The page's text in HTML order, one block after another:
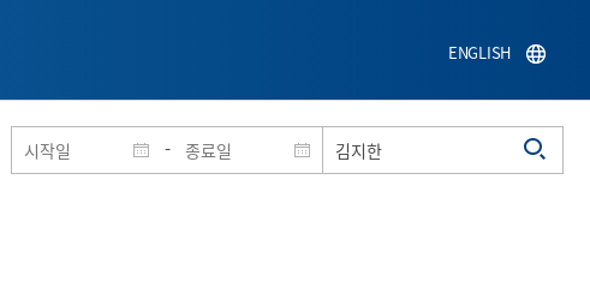
홈페이지 통합검색
-
ENGLISH